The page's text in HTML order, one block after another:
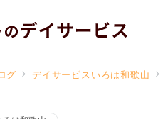
グ デイサービスいろは和歌山